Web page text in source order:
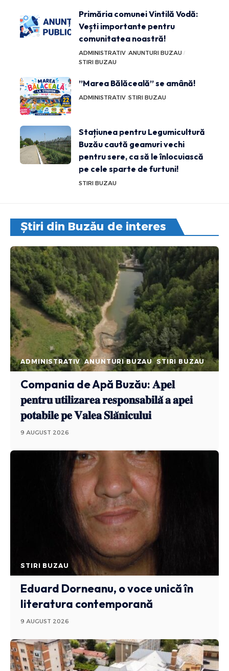
Primăria comunei Vintilă Vodă:
Vești importante pentru
comunitatea noastră!
ADMINISTRATIV ANUNTURI BUZAU
STIRI BUZAU
”Marea Bălăceală” se amână!
ADMINISTRATIV STIRI BUZAU
Stațiunea pentru Legumicultură
Buzău caută geamuri vechi
pentru sere, ca să le înlocuiască
pe cele sparte de furtuni!
STIRI BUZAU
Știri din Buzău de interes
ADMINISTRATIV ANUNTURI BUZAU STIRI BUZAU
Compania de Apă Buzău: 𝐀𝐩𝐞𝐥
𝐩𝐞𝐧𝐭𝐫𝐮 𝐮𝐭𝐢𝐥𝐢𝐳𝐚𝐫𝐞𝐚 𝐫𝐞𝐬𝐩𝐨𝐧𝐬𝐚𝐛𝐢𝐥𝐚̆ 𝐚 𝐚𝐩𝐞𝐢
𝐩𝐨𝐭𝐚𝐛𝐢𝐥𝐞 𝐩𝐞 𝐕𝐚𝐥𝐞𝐚 𝐒𝐥𝐚̆𝐧𝐢𝐜𝐮𝐥𝐮𝐢
9 AUGUST 2026
STIRI BUZAU
Eduard Dorneanu, o voce unică în
literatura contemporană
9 AUGUST 2026